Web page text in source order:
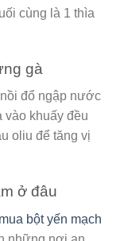
cùng là 1 thìa
gà
đổ ngập nước
vào khuấy đều
oliu để tăng vị
ở đâu
mua bột yến mạch